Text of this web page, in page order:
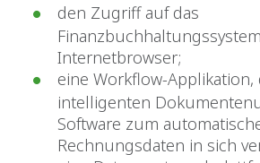
den Zugriff auf das
Internetbrowser;
eine Workflow-Applikation,
intelligenten
Software zum
Rechnungsdaten in sich